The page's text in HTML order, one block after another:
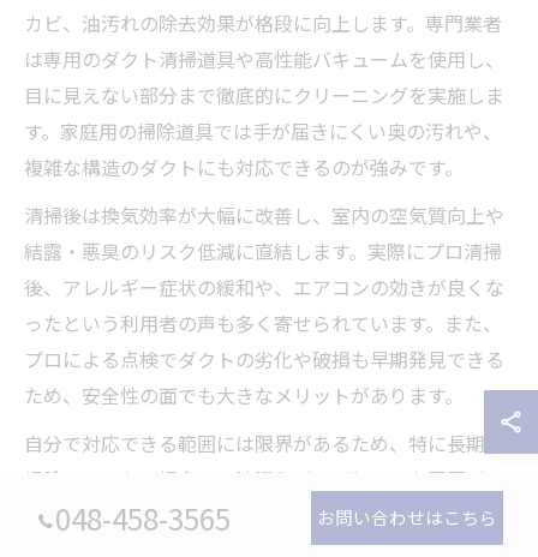
カビ、油汚れの除去効果が格段に向上します。専門業者
は専用のダクト清掃道具や高性能バキュームを使用し、
目に見えない部分まで徹底的にクリーニングを実施しま
す。家庭用の掃除道具では手が届きにくい奥の汚れや、
複雑な構造のダクトにも対応できるのが強みです。
清掃後は換気効率が大幅に改善し、室内の空気質向上や
結露・悪臭のリスク低減に直結します。実際にプロ清掃
後、アレルギー症状の緩和や、エアコンの効きが良くな
ったという利用者の声も多く寄せられています。また、
プロによる点検でダクトの劣化や破損も早期発見できる
ため、安全性の面でも大きなメリットがあります。
自分で対応できる範囲には限界があるため、特に長期間
掃除していない場合や、油汚れがこびりついた厨房ダク
トなどは、定期的なプロのダクト工事をおすすめしま
048-458-3565 お問い合わせはこちら